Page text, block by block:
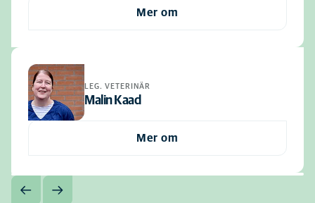
Mer om
LEG. VETERINÄR
Malin Kaad
Mer om